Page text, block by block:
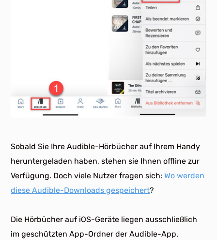
Sobald Sie Ihre Audible-Hörbücher auf Ihrem Handy
heruntergeladen haben, stehen sie Ihnen offline zur
Verfügung. Doch viele Nutzer fragen sich:Wo werden
diese Audible-Downloads gespeichert?
Die Hörbücher auf iOS-Geräte liegen ausschließlich
im geschützten App-Ordner der Audible-App.